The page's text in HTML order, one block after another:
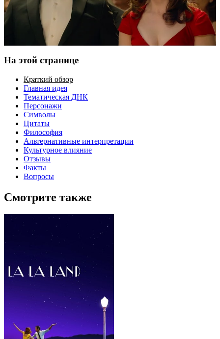
На этой странице
Краткий обзор
Главная идея
Тематическая ДНК
Персонажи
Символы
Цитаты
Философия
Альтернативные интерпретации
Культурное влияние
Отзывы
Факты
Вопросы
Смотрите также